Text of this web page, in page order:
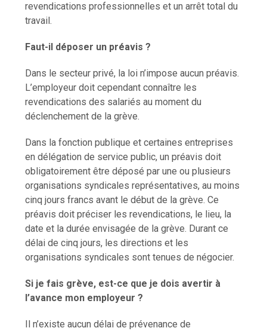
revendications professionnelles et un arrêt total du
travail.
Faut-il déposer un préavis ?
Dans le secteur privé, la loi n’impose aucun préavis.
L’employeur doit cependant connaître les
revendications des salariés au moment du
déclenchement de la grève.
Dans la fonction publique et certaines entreprises
en délégation de service public, un préavis doit
obligatoirement être déposé par une ou plusieurs
organisations syndicales représentatives, au moins
cinq jours francs avant le début de la grève. Ce
préavis doit préciser les revendications, le lieu, la
date et la durée envisagée de la grève. Durant ce
délai de cinq jours, les directions et les
organisations syndicales sont tenues de négocier.
Si je fais grève, est-ce que je dois avertir à
l’avance mon employeur ?
Il n’existe aucun délai de prévenance de